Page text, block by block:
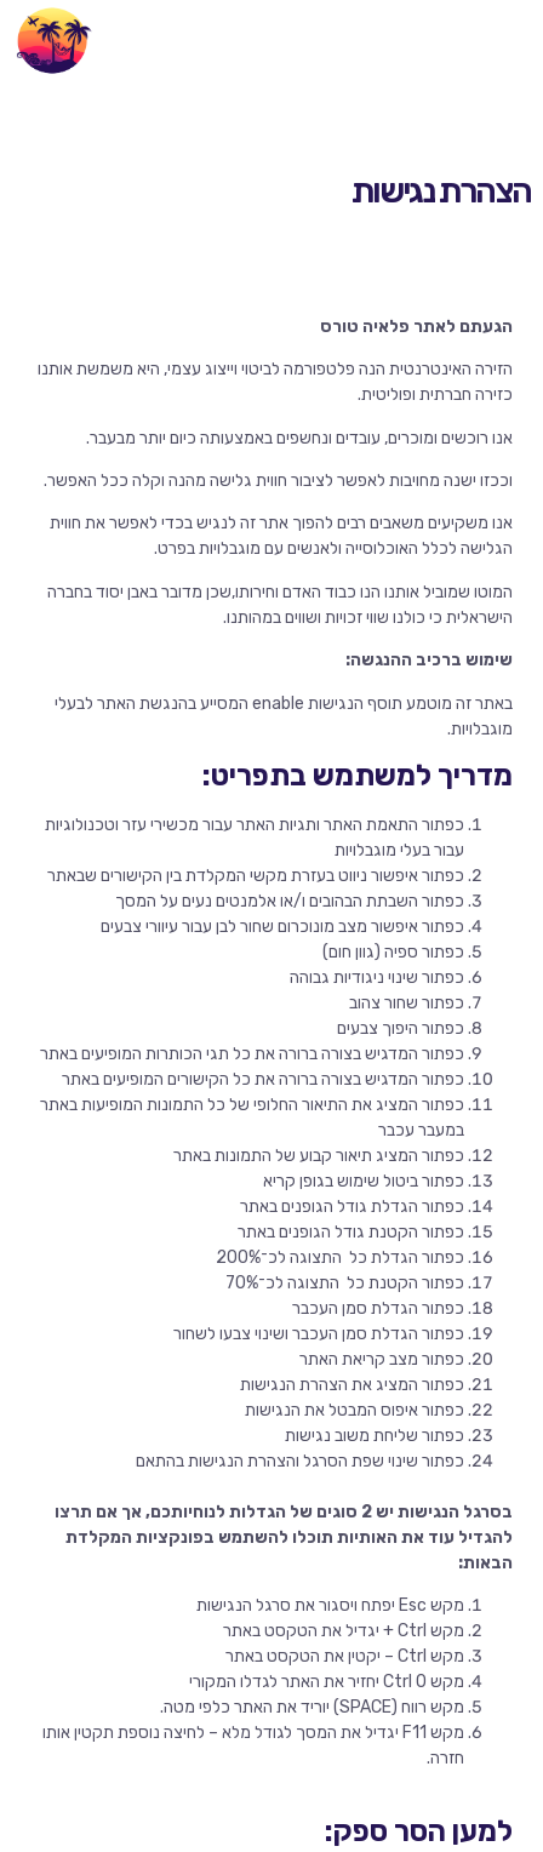
הצהרת נגישות
הגעתם לאתר פלאיה טורס
הזירה האינטרנטית הנה פלטפורמה לביטוי וייצוג עצמי, היא משמשת אותנו
כזירה חברתית ופוליטית.
אנו רוכשים ומוכרים, עובדים ונחשפים באמצעותה כיום יותר מבעבר.
וככזו ישנה מחויבות לאפשר לציבור חווית גלישה מהנה וקלה ככל האפשר.
אנו משקיעים משאבים רבים להפוך אתר זה לנגיש בכדי לאפשר את חווית
הגלישה לכלל האוכלוסייה ולאנשים עם מוגבלויות בפרט.
המוטו שמוביל אותנו הנו כבוד האדם וחירותו,שכן מדובר באבן יסוד בחברה
הישראלית כי כולנו שווי זכויות ושווים במהותנו.
שימוש ברכיב ההנגשה:
באתר זה מוטמע תוסף הנגישות enable המסייע בהנגשת האתר לבעלי
מוגבלויות.
מדריך למשתמש בתפריט:
כפתור התאמת האתר ותגיות האתר עבור מכשירי עזר וטכנולוגיות
עבור בעלי מוגבלויות
כפתור איפשור ניווט בעזרת מקשי המקלדת בין הקישורים שבאתר
כפתור השבתת הבהובים ו/או אלמנטים נעים על המסך
כפתור איפשור מצב מונוכרום שחור לבן עבור עיוורי צבעים
כפתור ספיה (גוון חום)
כפתור שינוי ניגודיות גבוהה
כפתור שחור צהוב
כפתור היפוך צבעים
כפתור המדגיש בצורה ברורה את כל תגי הכותרות המופיעים באתר
כפתור המדגיש בצורה ברורה את כל הקישורים המופיעים באתר
כפתור המציג את התיאור החלופי של כל התמונות המופיעות באתר
במעבר עכבר
כפתור המציג תיאור קבוע של התמונות באתר
כפתור ביטול שימוש בגופן קריא
כפתור הגדלת גודל הגופנים באתר
כפתור הקטנת גודל הגופנים באתר
כפתור הגדלת כל התצוגה לכ־200%
כפתור הקטנת כל התצוגה לכ־70%
כפתור הגדלת סמן העכבר
כפתור הגדלת סמן העכבר ושינוי צבעו לשחור
כפתור מצב קריאת האתר
כפתור המציג את הצהרת הנגישות
כפתור איפוס המבטל את הנגישות
כפתור שליחת משוב נגישות
כפתור שינוי שפת הסרגל והצהרת הנגישות בהתאם
בסרגל הנגישות יש 2 סוגים של הגדלות לנוחיותכם, אך אם תרצו
להגדיל עוד את האותיות תוכלו להשתמש בפונקציות המקלדת
הבאות:
מקש Esc יפתח ויסגור את סרגל הנגישות
מקש Ctrl + יגדיל את הטקסט באתר
מקש Ctrl – יקטין את הטקסט באתר
מקש Ctrl 0 יחזיר את האתר לגדלו המקורי
מקש רווח (SPACE) יוריד את האתר כלפי מטה.
מקש F11 יגדיל את המסך לגודל מלא – לחיצה נוספת תקטין אותו
חזרה.
למען הסר ספק: